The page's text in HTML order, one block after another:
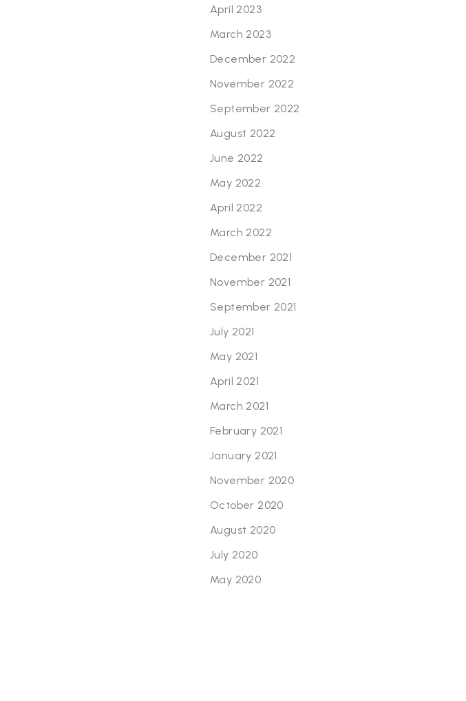
April 2023
March 2023
December 2022
November 2022
September 2022
August 2022
June 2022
May 2022
April 2022
March 2022
December 2021
November 2021
September 2021
July 2021
May 2021
April 2021
March 2021
February 2021
January 2021
November 2020
October 2020
August 2020
July 2020
May 2020